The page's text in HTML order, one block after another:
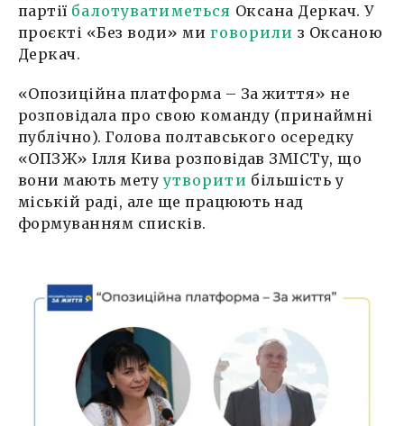
партії балотуватиметься Оксана Деркач. У
проєкті «Без води» ми говорили з Оксаною
Деркач.
«Опозиційна платформа – За життя» не
розповідала про свою команду (принаймні
публічно). Голова полтавського осередку
«ОПЗЖ» Ілля Кива розповідав ЗМІСТу, що
вони мають метуутворити більшість у
міській раді, але ще працюють над
формуванням списків.